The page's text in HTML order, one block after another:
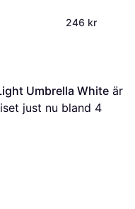
246 kr
Umbrella White
just nu bland 4